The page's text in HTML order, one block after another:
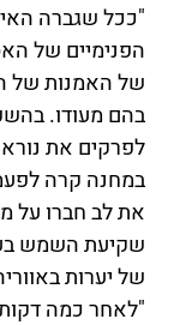
"ככל שגברה
הפנימיים של
של האמנות
בהם מעודו.
לפרקים את
במחנה קרה
את לב חברו על
שקיעת השמש
של יערות
"לאחר כמה